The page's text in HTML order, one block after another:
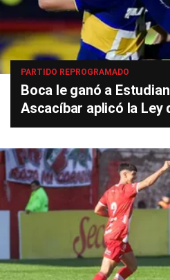
PARTIDO REPROGRAMADO
Boca le ganó a
Ascacíbar aplicó la Ley